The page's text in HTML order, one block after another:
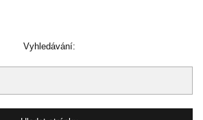
Vyhledávání: